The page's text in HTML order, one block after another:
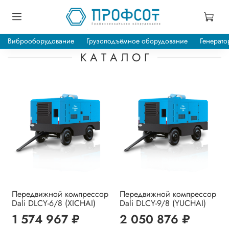
Виброоборудование Грузоподъёмное оборудование
Передвижной компрессор
Dali DLCY-6/8 (XICHAI)
1 574 967 ₽
Передвижной компрессор
Dali DLCY-9/8 (YUCHAI)
2 050 876 ₽
К А Т А Л О Г